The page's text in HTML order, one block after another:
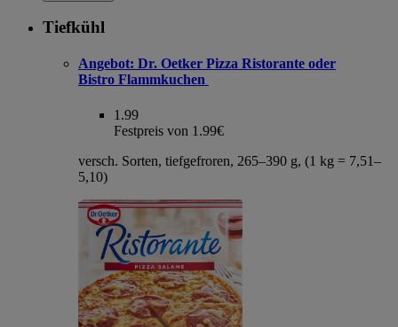
Tiefkühl
Angebot: Dr. Oetker Pizza Ristorante oder
Bistro Flammkuchen
1.99
Festpreis von 1.99€
versch. Sorten, tiefgefroren, 265–390 g, (1 kg = 7,51–
5,10)